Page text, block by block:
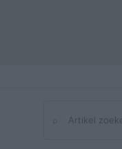
Zoeken